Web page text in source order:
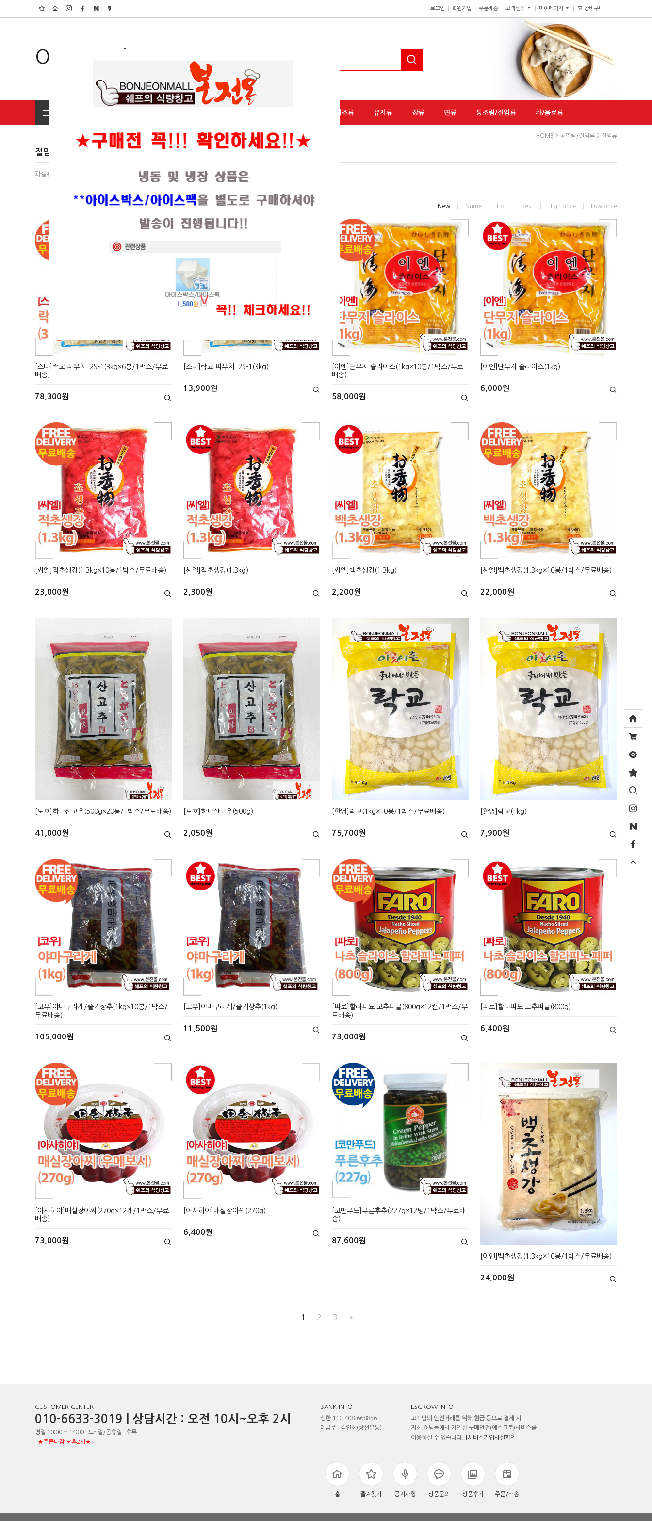
로그인 회원가입 주문배송 고객센터 마이페이지 장바구니
Organic Shop
유가공/치즈류 유지류 장류 면류 통조림/절임류 차/음료류
HOME > 통조림/절임류 > 절임류
절임류
과실류(81) 곡류/두류(32) 수산가공류(49) 축산가공류(18)
New Name Hot Best High price Low price
[스타]락교 파우치_2S-1(3kg×6봉/1박스/무료
배송)
78,300원
[스타]락교 파우치_2S-1(3kg)
13,900원
[이엔]단무지 슬라이스(1kg×10봉/1박스/무료
배송)
58,000원
[이엔]단무지 슬라이스(1kg)
6,000원
[씨엘]적초생강(1.3kg×10봉/1박스/무료배송)
23,000원
[씨엘]적초생강(1.3kg)
2,300원
[씨엘]백초생강(1.3kg)
2,200원
[씨엘]백초생강(1.3kg×10봉/1박스/무료배송)
22,000원
[토호]하나산고추(500g×20봉/1박스/무료배송)
41,000원
[토호]하나산고추(500g)
2,050원
[한영]락교(1kg×10봉/1박스/무료배송)
75,700원
[한영]락교(1kg)
7,900원
[코우]야마구라게/줄기상추(1kg×10봉/1박스/
무료배송)
105,000원
[코우]야마구라게/줄기상추(1kg)
11,500원
[파로]할라피뇨 고추피클(800g×12캔/1박스/무
료배송)
73,000원
[파로]할라피뇨 고추피클(800g)
6,400원
[아사히야]매실장아찌(270g×12개/1박스/무료
배송)
73,000원
[아사히야]매실장아찌(270g)
6,400원
[코만푸드]푸른후추(227g×12병/1박스/무료배
송)
87,600원
[이엔]백초생강(1.3kg×10봉/1박스/무료배송)
24,000원
1 2 3 >>
CUSTOMER CENTER
010-6633-3019 | 상담시간 : 오전 10시~오후 2시
평일 10:00 ~ 14:00 토~일/공휴일 : 휴무
★주문마감:오후2시★
BANK INFO
신한 110-408-668856
예금주 : 김인희(상선유통)
ESCROW INFO
고객님의 안전거래를 위해 현금 등으로 결제 시
저희 쇼핑몰에서 가입한 구매안전(에스크로)서비스를
이용하실 수 있습니다.
[서비스가입사실확인]
홈 즐겨찾기 공지사항 상품문의 상품후기 주문/배송
현재의 메세지창을 다시 표시하지 않음 CLOSE X
현재의 메세지창을 다시 표시하지 않음 CLOSE X